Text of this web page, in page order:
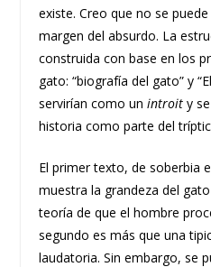
existe. Creo que no se
margen del absurdo. La
construida con base en los
gato: “biografía del gato” y
servirían como un introity se
historia como parte del
El primer texto, de soberbia
muestra la grandeza del
teoría de que el hombre
segundo es más que una
laudatoria. Sin embargo, se